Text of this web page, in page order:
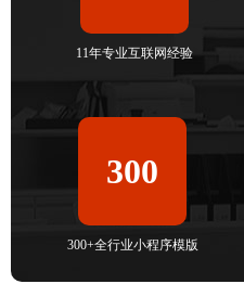
11年专业互联网经验
300
300+全行业小程序模版